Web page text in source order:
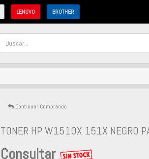
LENOVO BROTHER
Continuar Comprando
TONER HP W1510X 151X
Consultar